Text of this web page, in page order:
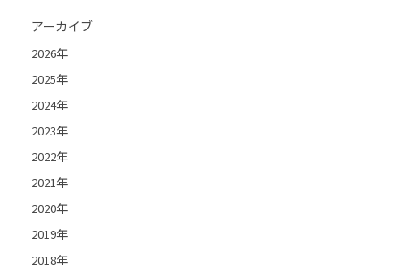
アーカイブ
2026年
2025年
2024年
2023年
2022年
2021年
2020年
2019年
2018年